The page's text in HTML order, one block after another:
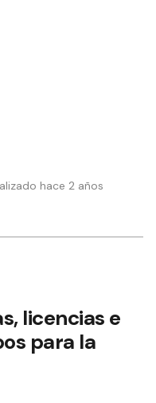
hace 2 años
licencias e
para la